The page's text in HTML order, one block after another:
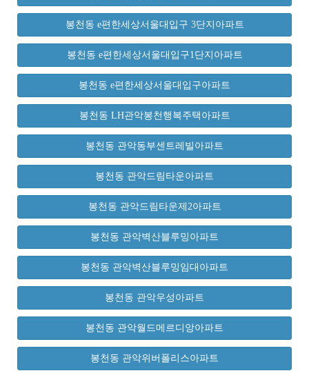
봉천동 e편한세상서울대입구 3단지아파트
봉천동 e편한세상서울대입구1단지아파트
봉천동 e편한세상서울대입구아파트
봉천동 LH관악봉천행복주택아파트
봉천동 관악동부센트레빌아파트
봉천동 관악드림타운아파트
봉천동 관악드림타운제2아파트
봉천동 관악벽산블루밍아파트
봉천동 관악벽산블루밍임대아파트
봉천동 관악우성아파트
봉천동 관악월드메르디앙아파트
봉천동 관악위버폴리스아파트